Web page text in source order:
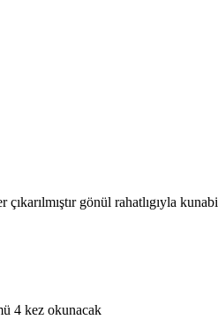
gönül rahatlıgıyla
4 kez okunacak